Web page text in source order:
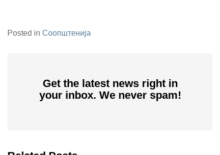
Posted in Соопштенија
Get the latest news right in
your inbox. We never spam!